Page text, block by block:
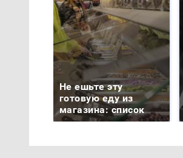
Не ешьте эту
готовую еду из
магазина: список